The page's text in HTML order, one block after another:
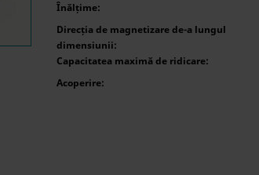
Înălțime:
Direcția de magnetizare de-a lungul
dimensiunii:
Capacitatea maximă de ridicare:
Acoperire: